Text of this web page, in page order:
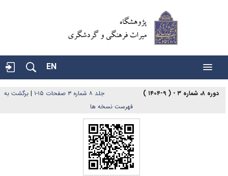
EN
دوره ۸، شماره ۳ - ( ۹-۱۴۰۴ ) جلد ۸ شماره ۳ صفحات ۱۵-۱ | برگشت به
فهرست نسخه ها